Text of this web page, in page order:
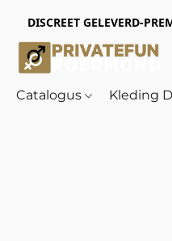
DISCREET GELEVERD-
Catalogus Kleding